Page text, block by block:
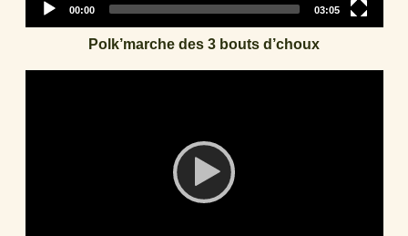
Current
00:00
Total
duration
03:05
Polk’marche des 3 bouts d’choux